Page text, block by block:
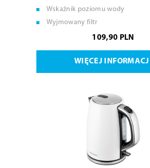
Wskaźnik poziomu wody
Wyjmowany filtr
109,90 PLN
WIĘCEJ INFORMACJI